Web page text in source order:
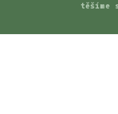
těšíme